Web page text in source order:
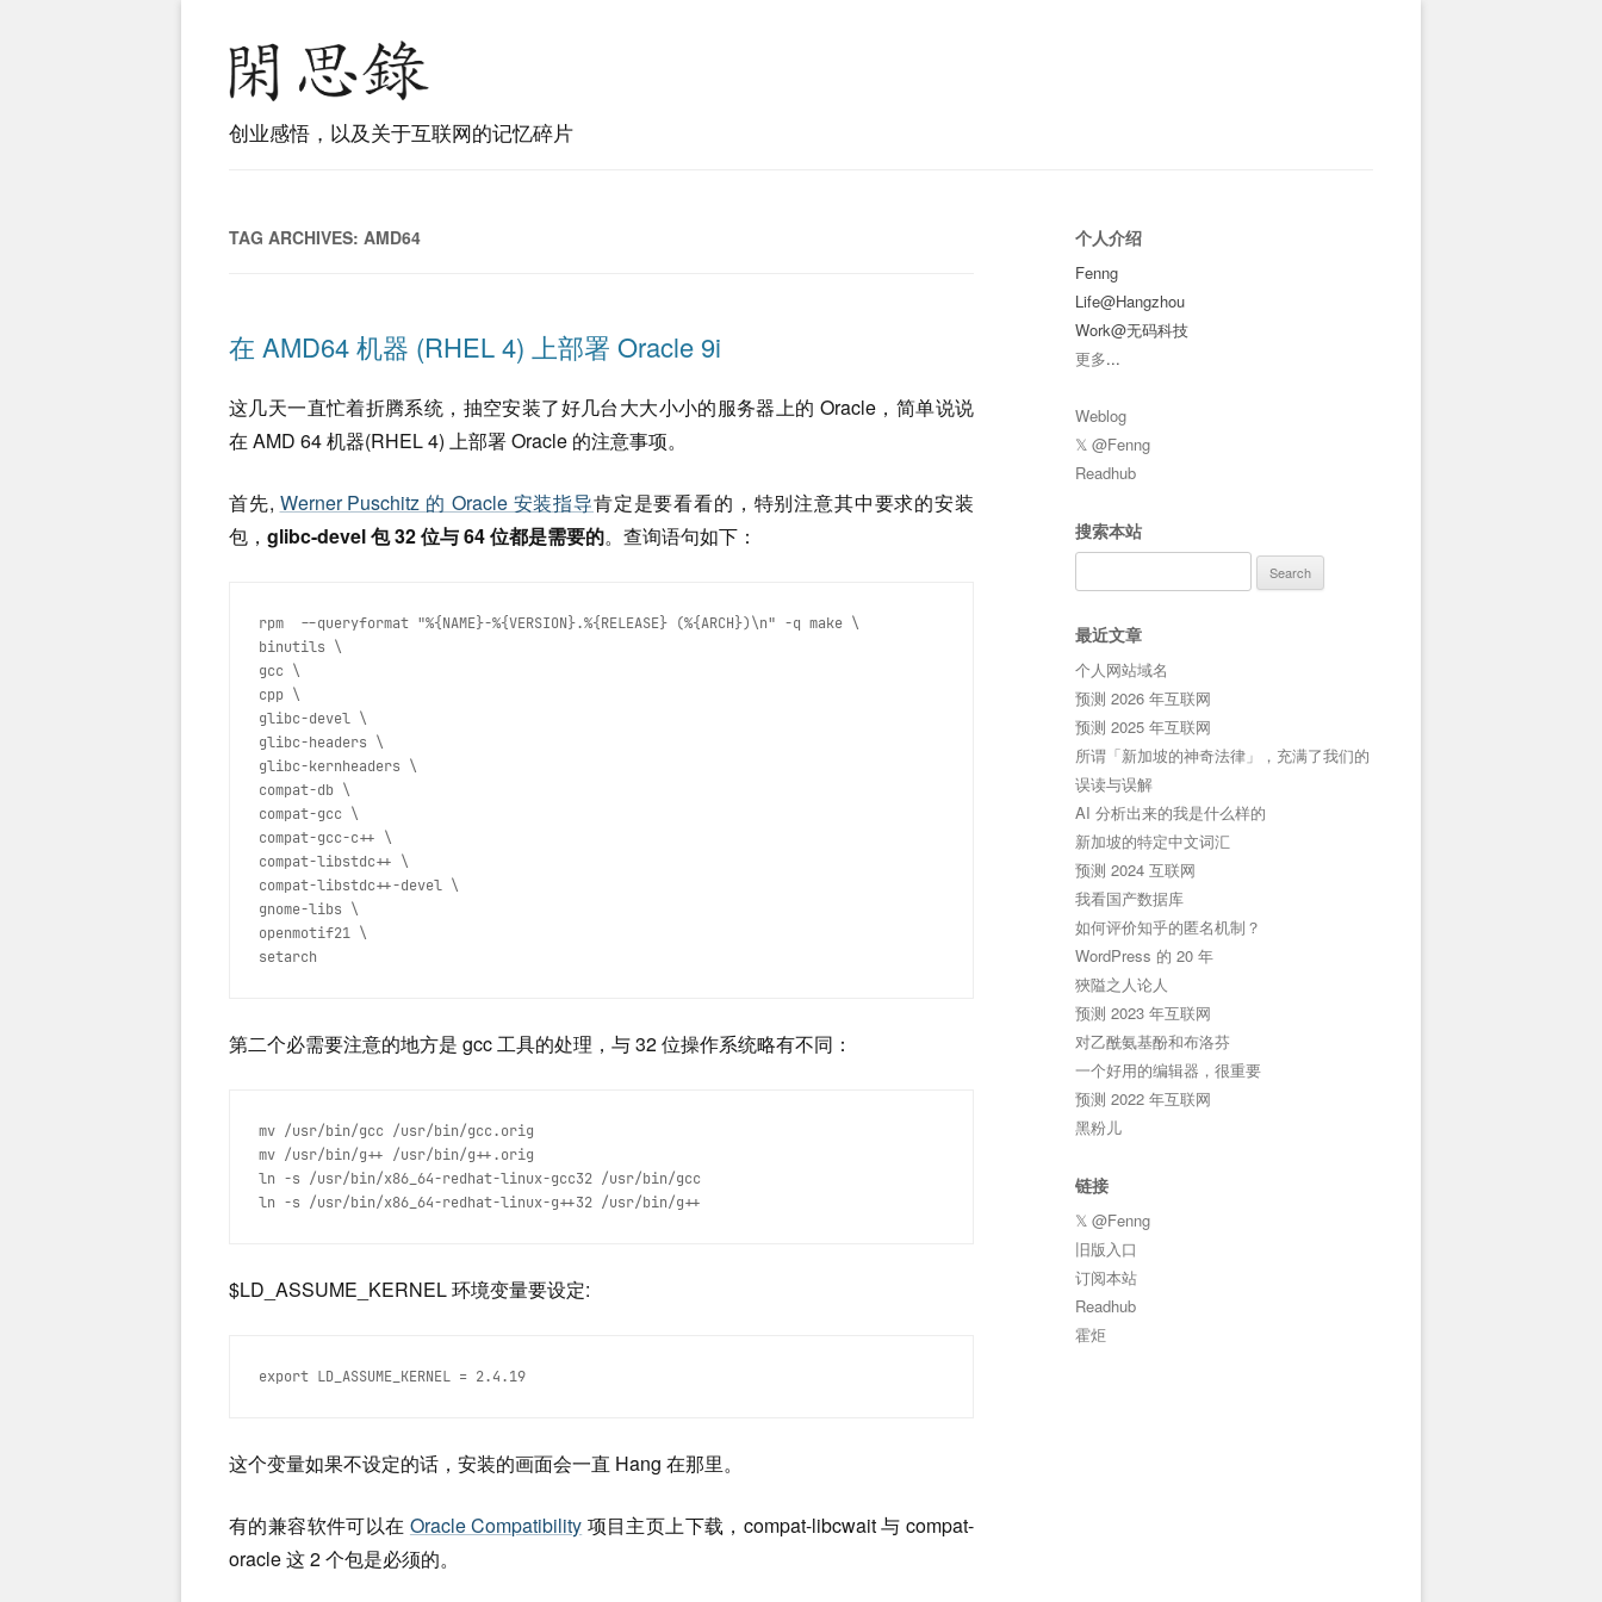
创业感悟，以及关于互联网的记忆碎片
TAG ARCHIVES: AMD64
在 AMD64 机器 (RHEL 4) 上部署 Oracle 9i
这几天一直忙着折腾系统，抽空安装了好几台大大小小的服务器上的 Oracle，简单说说
在 AMD 64 机器(RHEL 4) 上部署 Oracle 的注意事项。
首先, Werner Puschitz 的 Oracle 安装指导肯定是要看看的，特别注意其中要求的安装
包， glibc-devel 包 32 位与 64 位都是需要的。查询语句如下：
rpm  --queryformat "%{NAME}-%{VERSION}.%{RELEASE} (%{ARCH})\n" -q make \
binutils \
gcc \
cpp \
glibc-devel \
glibc-headers \
glibc-kernheaders \
compat-db \
compat-gcc \
compat-gcc-c++ \
compat-libstdc++ \
compat-libstdc++-devel \
gnome-libs \
openmotif21 \
setarch
第二个必需要注意的地方是 gcc 工具的处理，与 32 位操作系统略有不同：
mv /usr/bin/gcc /usr/bin/gcc.orig
mv /usr/bin/g++ /usr/bin/g++.orig
ln -s /usr/bin/x86_64-redhat-linux-gcc32 /usr/bin/gcc
ln -s /usr/bin/x86_64-redhat-linux-g++32 /usr/bin/g++
$LD_ASSUME_KERNEL 环境变量要设定:
export LD_ASSUME_KERNEL = 2.4.19
这个变量如果不设定的话，安装的画面会一直 Hang 在那里。
有的兼容软件可以在 Oracle Compatibility 项目主页上下载，compat-libcwait 与 compat-
oracle 这 2 个包是必须的。
个人介绍
Fenng
Life@Hangzhou
Work@无码科技
更多...
Weblog
𝕏 @Fenng
Readhub
搜索本站
for:
最近文章
个人网站域名
预测 2026 年互联网
预测 2025 年互联网
所谓「新加坡的神奇法律」，充满了我们的
误读与误解
AI 分析出来的我是什么样的
新加坡的特定中文词汇
预测 2024 互联网
我看国产数据库
如何评价知乎的匿名机制？
WordPress 的 20 年
狹隘之人论人
预测 2023 年互联网
对乙酰氨基酚和布洛芬
一个好用的编辑器，很重要
预测 2022 年互联网
黑粉儿
链接
𝕏 @Fenng
旧版入口
订阅本站
Readhub
霍炬